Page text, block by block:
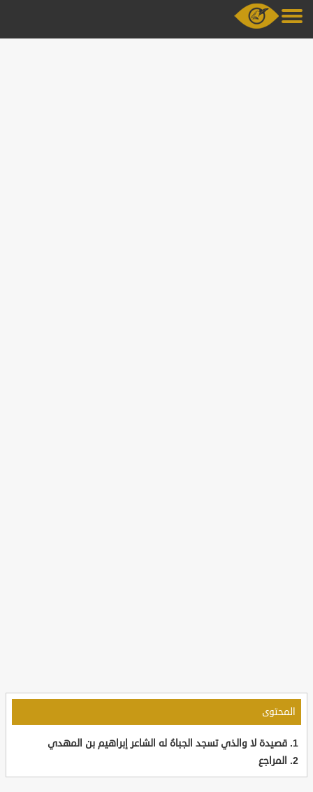
المحتوى
قصيدة لا والذي تسجد الجباهُ له الشاعر إبراهيم بن المهدي
المراجع